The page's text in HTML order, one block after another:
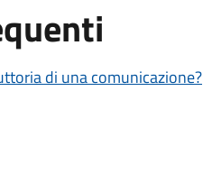
di una comunicazione?